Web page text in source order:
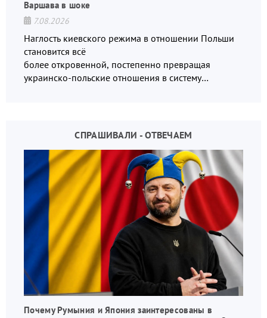
Варшава в шоке
7.08.2026
Наглость киевского режима в отношении Польши
становится всё
более откровенной, постепенно превращая
украинско-польские отношения в систему
СПРАШИВАЛИ - ОТВЕЧАЕМ
Почему Румыния и Япония заинтересованы в